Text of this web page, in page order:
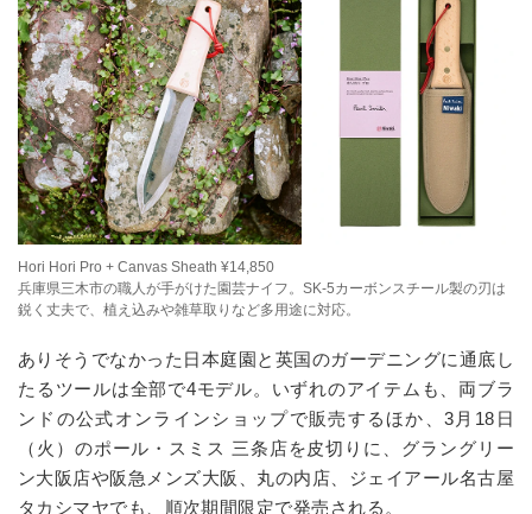
Hori Hori Pro + Canvas Sheath ¥14,850
兵庫県三木市の職人が手がけた園芸ナイフ。SK-5カーボンスチール製の刃は
鋭く丈夫で、植え込みや雑草取りなど多用途に対応。
ありそうでなかった日本庭園と英国のガーデニングに通底し
たるツールは全部で4モデル。いずれのアイテムも、両ブラ
ンドの公式オンラインショップで販売するほか、3月18日
（火）のポール・スミス 三条店を皮切りに、グラングリー
ン大阪店や阪急メンズ大阪、丸の内店、ジェイアール名古屋
タカシマヤでも、順次期間限定で発売される。